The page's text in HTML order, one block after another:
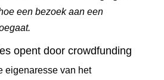
een bezoek aan een
opent door crowdfunding
eigenaresse van het